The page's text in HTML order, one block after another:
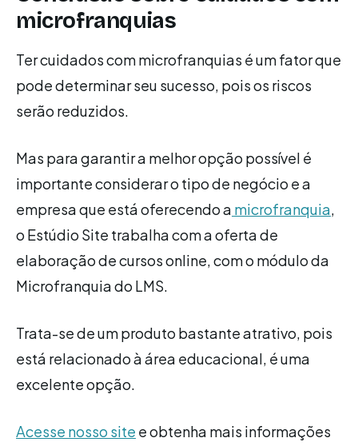
microfranquias
Ter cuidados com microfranquias é um fator que
pode determinar seu sucesso, pois os riscos
serão reduzidos.
Mas para garantir a melhor opção possível é
importante considerar o tipo de negócio e a
empresa que está oferecendo a microfranquia,
o Estúdio Site trabalha com a oferta de
elaboração de cursos online, com o módulo da
Microfranquia do LMS.
Trata-se de um produto bastante atrativo, pois
está relacionado à área educacional, é uma
excelente opção.
Acesse nosso site e obtenha mais informações